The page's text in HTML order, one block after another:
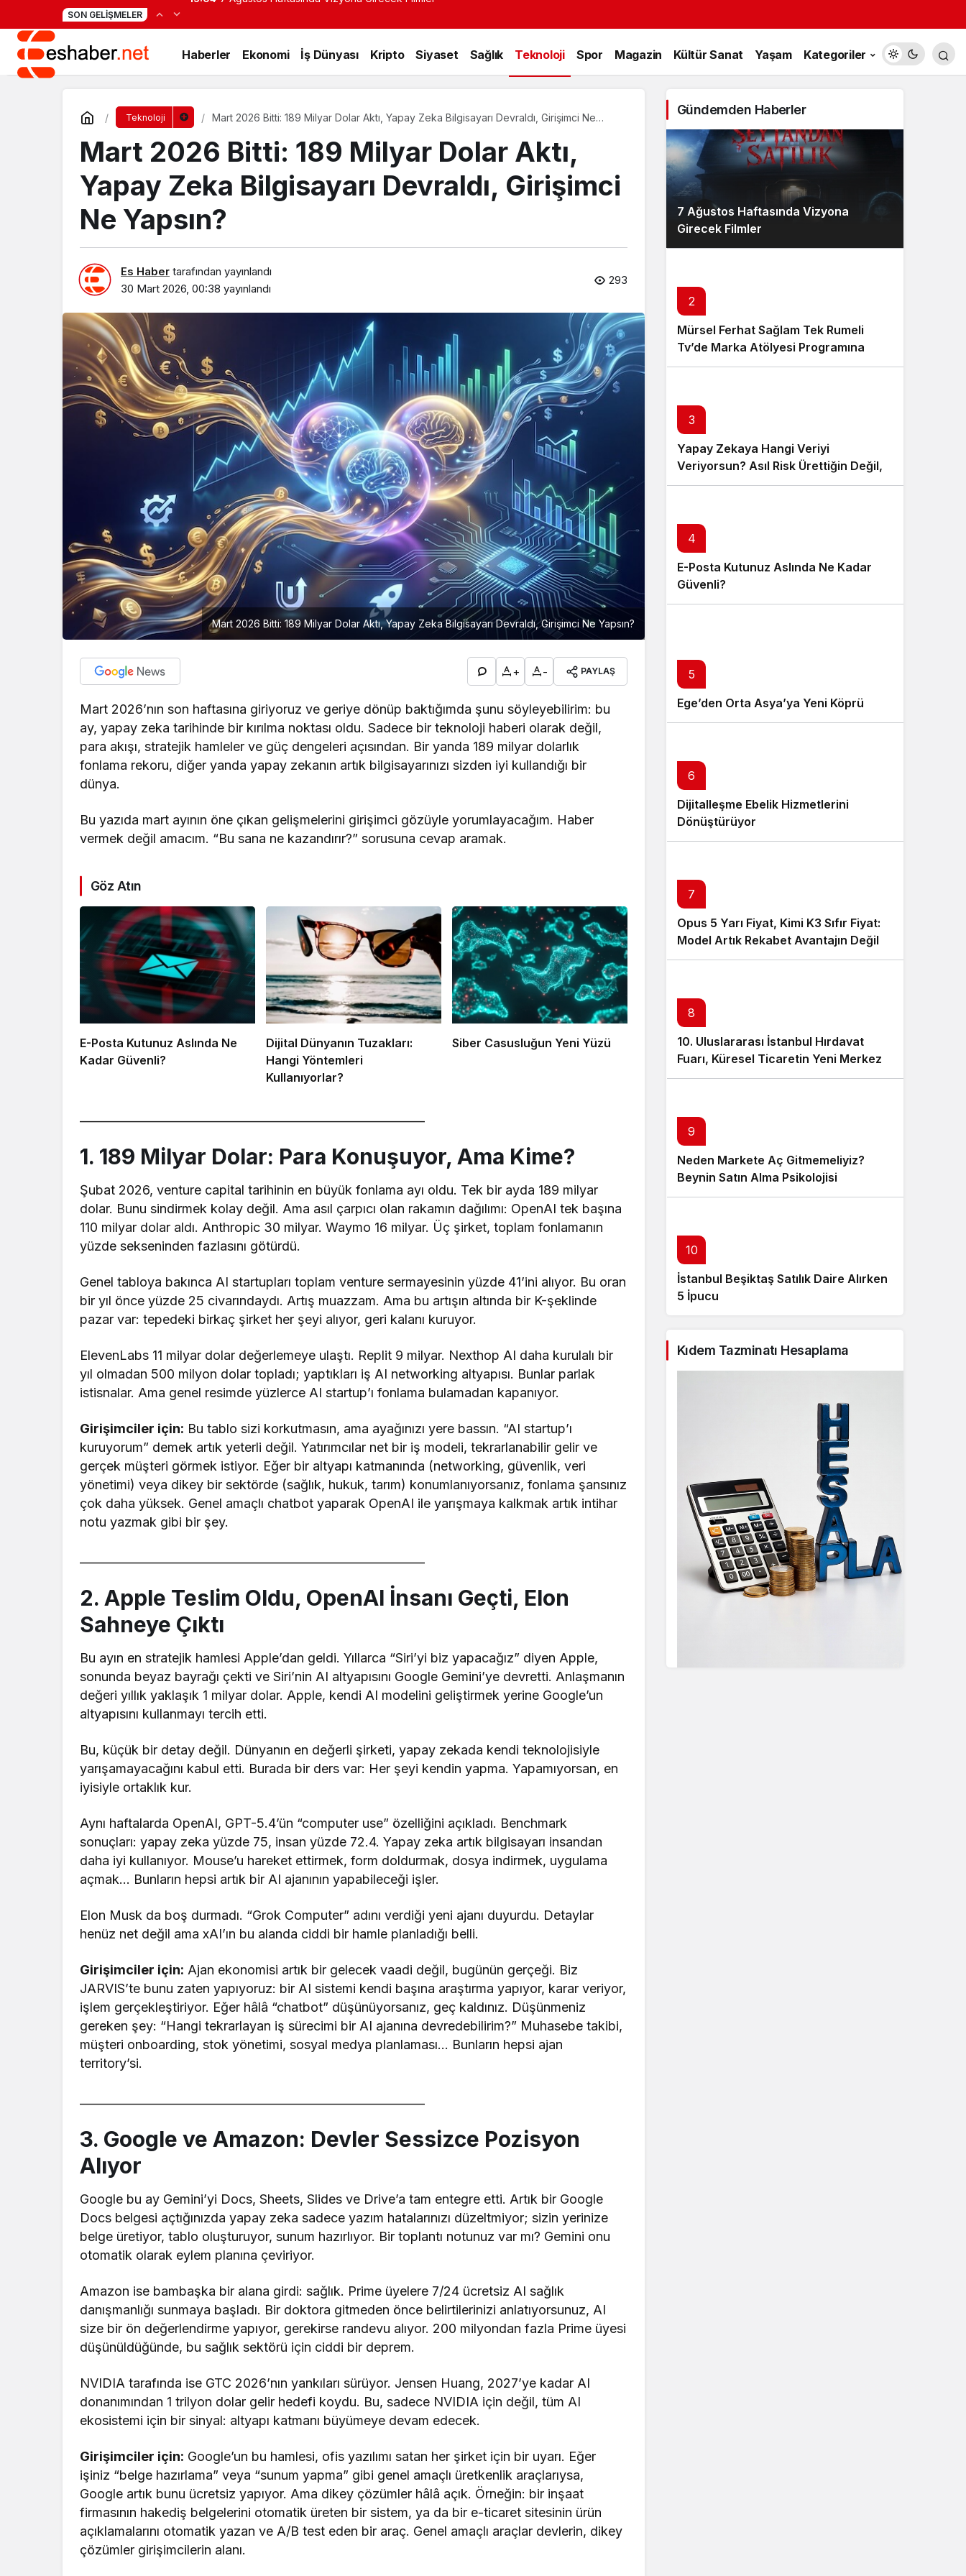
SON GELIŞMELER
Haberler Ekonomi İş Dünyası Kripto Siyaset Sağlık Teknoloji Spor Magazin Kültür Sanat Yaşam Kategoriler
Teknoloji
Mart 2026 Bitti: 189 Milyar Dolar Aktı, Yapay Zeka Bilgisayarı Devraldı, Girişimci Ne
Mart 2026 Bitti: 189 Milyar Dolar Aktı,
Yapay Zeka Bilgisayarı Devraldı, Girişimci
Ne Yapsın?
Es Haber tarafından yayınlandı
30 Mart 2026, 00:38 yayınlandı
293
Mart 2026 Bitti: 189 Milyar Dolar Aktı, Yapay Zeka Bilgisayarı Devraldı, Girişimci Ne Yapsın?
+ - PAYLAŞ
Mart 2026’nın son haftasına giriyoruz ve geriye dönüp baktığımda şunu söyleyebilirim: bu
ay, yapay zeka tarihinde bir kırılma noktası oldu. Sadece bir teknoloji haberi olarak değil,
para akışı, stratejik hamleler ve güç dengeleri açısından. Bir yanda 189 milyar dolarlık
fonlama rekoru, diğer yanda yapay zekanın artık bilgisayarınızı sizden iyi kullandığı bir
dünya.
Bu yazıda mart ayının öne çıkan gelişmelerini girişimci gözüyle yorumlayacağım. Haber
vermek değil amacım. “Bu sana ne kazandırır?” sorusuna cevap aramak.
Göz Atın
E-Posta Kutunuz Aslında Ne
Kadar Güvenli?
Dijital Dünyanın Tuzakları:
Hangi Yöntemleri
Kullanıyorlar?
Siber Casusluğun Yeni Yüzü
1. 189 Milyar Dolar: Para Konuşuyor, Ama Kime?
Şubat 2026, venture capital tarihinin en büyük fonlama ayı oldu. Tek bir ayda 189 milyar
dolar. Bunu sindirmek kolay değil. Ama asıl çarpıcı olan rakamın dağılımı: OpenAI tek başına
110 milyar dolar aldı. Anthropic 30 milyar. Waymo 16 milyar. Üç şirket, toplam fonlamanın
yüzde sekseninden fazlasını götürdü.
Genel tabloya bakınca AI startupları toplam venture sermayesinin yüzde 41’ini alıyor. Bu oran
bir yıl önce yüzde 25 civarındaydı. Artış muazzam. Ama bu artışın altında bir K-şeklinde
pazar var: tepedeki birkaç şirket her şeyi alıyor, geri kalanı kuruyor.
ElevenLabs 11 milyar dolar değerlemeye ulaştı. Replit 9 milyar. Nexthop AI daha kurulalı bir
yıl olmadan 500 milyon dolar topladı; yaptıkları iş AI networking altyapısı. Bunlar parlak
istisnalar. Ama genel resimde yüzlerce AI startup’ı fonlama bulamadan kapanıyor.
Girişimciler için: Bu tablo sizi korkutmasın, ama ayağınızı yere bassın. “AI startup’ı
kuruyorum” demek artık yeterli değil. Yatırımcılar net bir iş modeli, tekrarlanabilir gelir ve
gerçek müşteri görmek istiyor. Eğer bir altyapı katmanında (networking, güvenlik, veri
yönetimi) veya dikey bir sektörde (sağlık, hukuk, tarım) konumlanıyorsanız, fonlama şansınız
çok daha yüksek. Genel amaçlı chatbot yaparak OpenAI ile yarışmaya kalkmak artık intihar
notu yazmak gibi bir şey.
2. Apple Teslim Oldu, OpenAI İnsanı Geçti, Elon
Sahneye Çıktı
Bu ayın en stratejik hamlesi Apple’dan geldi. Yıllarca “Siri’yi biz yapacağız” diyen Apple,
sonunda beyaz bayrağı çekti ve Siri’nin AI altyapısını Google Gemini’ye devretti. Anlaşmanın
değeri yıllık yaklaşık 1 milyar dolar. Apple, kendi AI modelini geliştirmek yerine Google’un
altyapısını kullanmayı tercih etti.
Bu, küçük bir detay değil. Dünyanın en değerli şirketi, yapay zekada kendi teknolojisiyle
yarışamayacağını kabul etti. Burada bir ders var: Her şeyi kendin yapma. Yapamıyorsan, en
iyisiyle ortaklık kur.
Aynı haftalarda OpenAI, GPT-5.4’ün “computer use” özelliğini açıkladı. Benchmark
sonuçları: yapay zeka yüzde 75, insan yüzde 72.4. Yapay zeka artık bilgisayarı insandan
daha iyi kullanıyor. Mouse’u hareket ettirmek, form doldurmak, dosya indirmek, uygulama
açmak… Bunların hepsi artık bir AI ajanının yapabileceği işler.
Elon Musk da boş durmadı. “Grok Computer” adını verdiği yeni ajanı duyurdu. Detaylar
henüz net değil ama xAI’ın bu alanda ciddi bir hamle planladığı belli.
Girişimciler için: Ajan ekonomisi artık bir gelecek vaadi değil, bugünün gerçeği. Biz
JARVIS’te bunu zaten yapıyoruz: bir AI sistemi kendi başına araştırma yapıyor, karar veriyor,
işlem gerçekleştiriyor. Eğer hâlâ “chatbot” düşünüyorsanız, geç kaldınız. Düşünmeniz
gereken şey: “Hangi tekrarlayan iş sürecimi bir AI ajanına devredebilirim?” Muhasebe takibi,
müşteri onboarding, stok yönetimi, sosyal medya planlaması… Bunların hepsi ajan
territory’si.
3. Google ve Amazon: Devler Sessizce Pozisyon
Alıyor
Google bu ay Gemini’yi Docs, Sheets, Slides ve Drive’a tam entegre etti. Artık bir Google
Docs belgesi açtığınızda yapay zeka sadece yazım hatalarınızı düzeltmiyor; sizin yerinize
belge üretiyor, tablo oluşturuyor, sunum hazırlıyor. Bir toplantı notunuz var mı? Gemini onu
otomatik olarak eylem planına çeviriyor.
Amazon ise bambaşka bir alana girdi: sağlık. Prime üyelere 7/24 ücretsiz AI sağlık
danışmanlığı sunmaya başladı. Bir doktora gitmeden önce belirtilerinizi anlatıyorsunuz, AI
size bir ön değerlendirme yapıyor, gerekirse randevu alıyor. 200 milyondan fazla Prime üyesi
düşünüldüğünde, bu sağlık sektörü için ciddi bir deprem.
NVIDIA tarafında ise GTC 2026’nın yankıları sürüyor. Jensen Huang, 2027’ye kadar AI
donanımından 1 trilyon dolar gelir hedefi koydu. Bu, sadece NVIDIA için değil, tüm AI
ekosistemi için bir sinyal: altyapı katmanı büyümeye devam edecek.
Girişimciler için: Google’un bu hamlesi, ofis yazılımı satan her şirket için bir uyarı. Eğer
işiniz “belge hazırlama” veya “sunum yapma” gibi genel amaçlı üretkenlik araçlarıysa,
Google artık bunu ücretsiz yapıyor. Ama dikey çözümler hâlâ açık. Örneğin: bir inşaat
firmasının hakediş belgelerini otomatik üreten bir sistem, ya da bir e-ticaret sitesinin ürün
açıklamalarını otomatik yazan ve A/B test eden bir araç. Genel amaçlı araçlar devlerin, dikey
çözümler girişimcilerin alanı.
Gündemden Haberler
7 Ağustos Haftasında Vizyona
Girecek Filmler
2
Mürsel Ferhat Sağlam Tek Rumeli
Tv’de Marka Atölyesi Programına
Konuk Oldu
3
Yapay Zekaya Hangi Veriyi
Veriyorsun? Asıl Risk Ürettiğin Değil,
Verdiğin Veride
4
E-Posta Kutunuz Aslında Ne Kadar
Güvenli?
5
Ege’den Orta Asya’ya Yeni Köprü
6
Dijitalleşme Ebelik Hizmetlerini
Dönüştürüyor
7
Opus 5 Yarı Fiyat, Kimi K3 Sıfır Fiyat:
Model Artık Rekabet Avantajın Değil
8
10. Uluslararası İstanbul Hırdavat
Fuarı, Küresel Ticaretin Yeni Merkezi
Olmaya Hazırlanıyor
9
Neden Markete Aç Gitmemeliyiz?
Beynin Satın Alma Psikolojisi
10
İstanbul Beşiktaş Satılık Daire Alırken
5 İpucu
Kıdem Tazminatı Hesaplama